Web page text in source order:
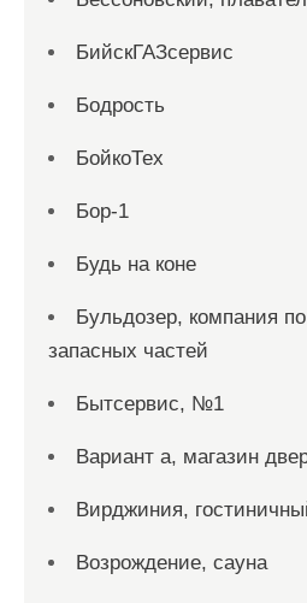
БийскГАЗсервис
Бодрость
БойкоТех
Бор-1
Будь на коне
Бульдозер, компания
запасных частей
Бытсервис, №1
Вариант а, магазин
Вирджиния,
Возрождение, сауна